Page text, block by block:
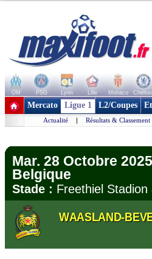
OM PSG Lyon Lille Monaco
+ de clubs
Mercato Ligue 1 L2/Coupes
Actualité | Résultats & Classement
Mar. 28 Octobre
Belgique
Stade : Freethiel
WAASLAND-